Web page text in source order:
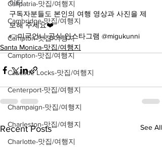
Calipatria-맛집/여행지
Cambridge-맛집/여행지
Campton-맛집/여행지
Campton-맛집/여행지
Cascade Locks-맛집/여행지
Centerport-맛집/여행지
Champaign-맛집/여행지
Charleston-맛집/여행지
Charlotte-맛집/여행지
이터
구독자분들도 본인의 여행 영상과 사진을 제
보해 주세요❤️
👉미국언니 공식 인스타그램 @migukunni
Santa Monica-맛집/여행지
Recent Posts See All